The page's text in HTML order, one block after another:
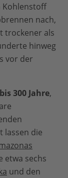
Kohlenstoff
nach,
trockener als
hinweg
vor der
300 Jahre,
lassen die
etwa sechs
und den